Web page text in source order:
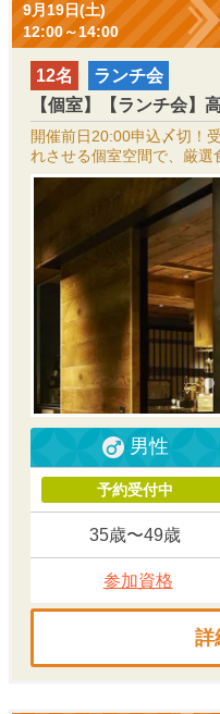
9月19日(土)
12:00～14:00
12名
ランチ会
【個室】【ランチ会】
開催前日20:00申込〆切！
れさせる個室空間で、厳
男性
予約受付中
35歳〜49歳
参加資格
詳